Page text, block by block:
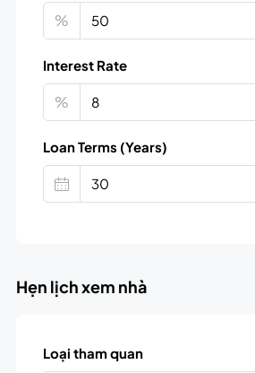
%
Interest Rate
%
Loan Terms (Years)
Hẹn lịch xem nhà
Loại tham quan